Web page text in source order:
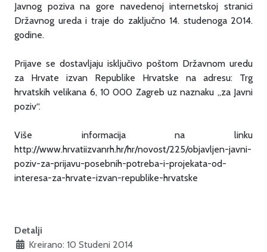
Javnog poziva na gore navedenoj internetskoj stranici
Državnog ureda i traje do zaključno 14. studenoga 2014.
godine.
Prijave se dostavljaju isključivo poštom Državnom uredu
za Hrvate izvan Republike Hrvatske na adresu: Trg
hrvatskih velikana 6, 10 000 Zagreb uz naznaku „za Javni
poziv“.
Više informacija na linku
http://www.hrvatiizvanrh.hr/hr/novost/225/objavljen-javni-
poziv-za-prijavu-posebnih-potreba-i-projekata-od-
interesa-za-hrvate-izvan-republike-hrvatske
Detalji
Kreirano: 10 Studeni 2014